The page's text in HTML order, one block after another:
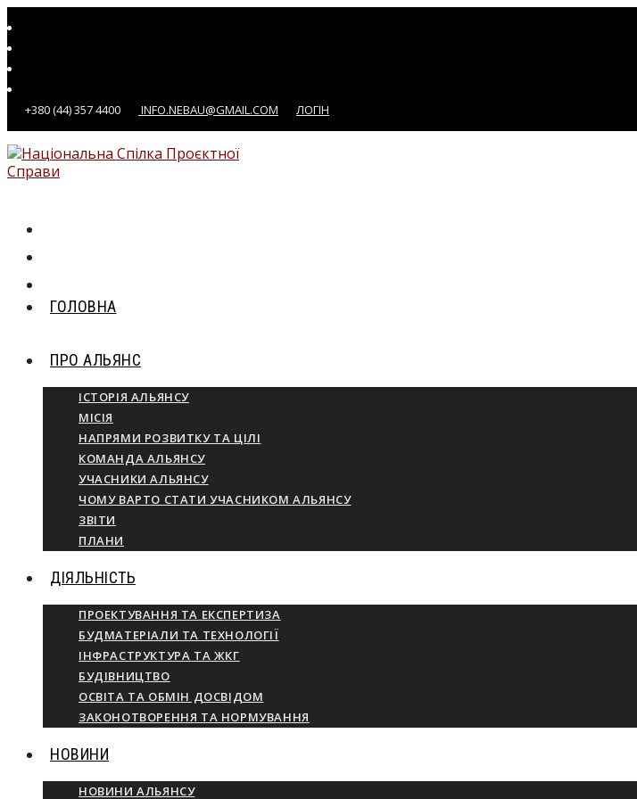
+380 (44) 357 4400 INFO.NEBAU@GMAIL.COM ЛОГІН
ГОЛОВНА
ПРО АЛЬЯНС
ІСТОРІЯ АЛЬЯНСУ
МІСІЯ
НАПРЯМИ РОЗВИТКУ ТА ЦІЛІ
КОМАНДА АЛЬЯНСУ
УЧАСНИКИ АЛЬЯНСУ
ЧОМУ ВАРТО СТАТИ УЧАСНИКОМ АЛЬЯНСУ
ЗВІТИ
ПЛАНИ
ДІЯЛЬНІСТЬ
ПРОЕКТУВАННЯ ТА ЕКСПЕРТИЗА
БУДМАТЕРІАЛИ ТА ТЕХНОЛОГІЇ
ІНФРАСТРУКТУРА ТА ЖКГ
БУДІВНИЦТВО
ОСВІТА ТА ОБМІН ДОСВІДОМ
ЗАКОНОТВОРЕННЯ ТА НОРМУВАННЯ
НОВИНИ
НОВИНИ АЛЬЯНСУ